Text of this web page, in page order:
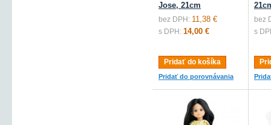
Jose, 21cm
bez DPH: 11,38 €
s DPH: 14,00 €
Pridať do košíka
Pridať do porovnávania
bez
s